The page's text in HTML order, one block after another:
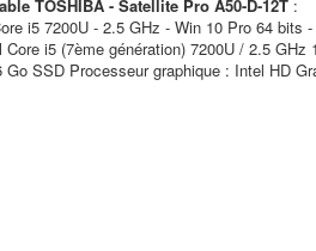
TOSHIBA - Satellite Pro A50-D-12T :
i5 7200U - 2.5 GHz - Win 10 Pro 64 bits
i5 (7ème génération) 7200U / 2.5 GHz
SSD Processeur graphique : Intel HD